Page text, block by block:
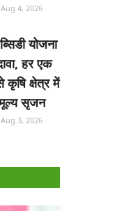
Aug 4, 2026
योजना
हर एक
क्षेत्र में
सृजन
Aug 3, 2026